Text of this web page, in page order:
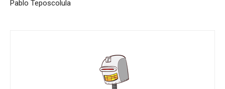
Pablo Teposcolula